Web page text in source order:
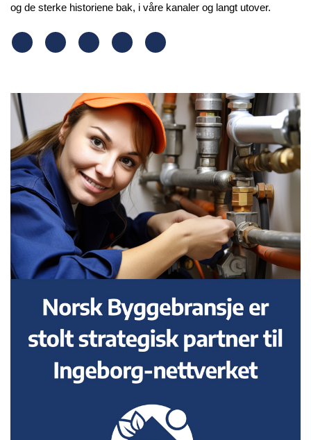
og de sterke historiene bak, i våre kanaler og langt utover.